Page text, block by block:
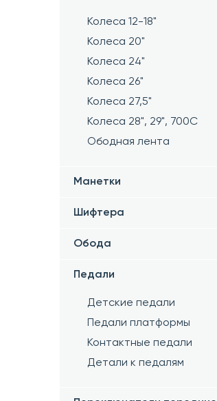
Колеса 12-18"
Колеса 20"
Колеса 24"
Колеса 26"
Колеса 27,5"
Колеса 28", 29", 700С
Ободная лента
Манетки
Шифтера
Обода
Педали
Детские педали
Педали платформы
Контактные педали
Детали к педалям